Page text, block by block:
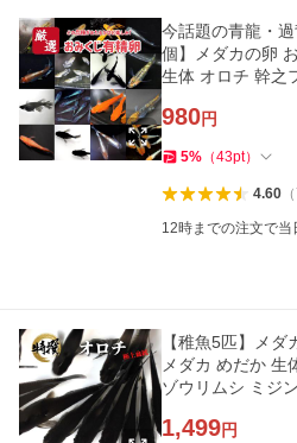
今話題の青龍・
個】メダカの卵
生体 オロチ 幹之
980円
5% （43pt）
4.60（
12時までの注文で当
【稚魚5匹】メ
メダカ めだか 生
ゾウリムシ ミジ
1,499円